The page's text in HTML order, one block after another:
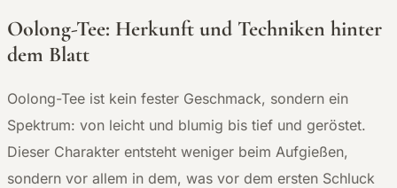
Oolong-Tee: Herkunft und Techniken hinter
dem Blatt
Oolong-Tee ist kein fester Geschmack, sondern ein
Spektrum: von leicht und blumig bis tief und geröstet.
Dieser Charakter entsteht weniger beim Aufgießen,
sondern vor allem in dem, was vor dem ersten Schluck